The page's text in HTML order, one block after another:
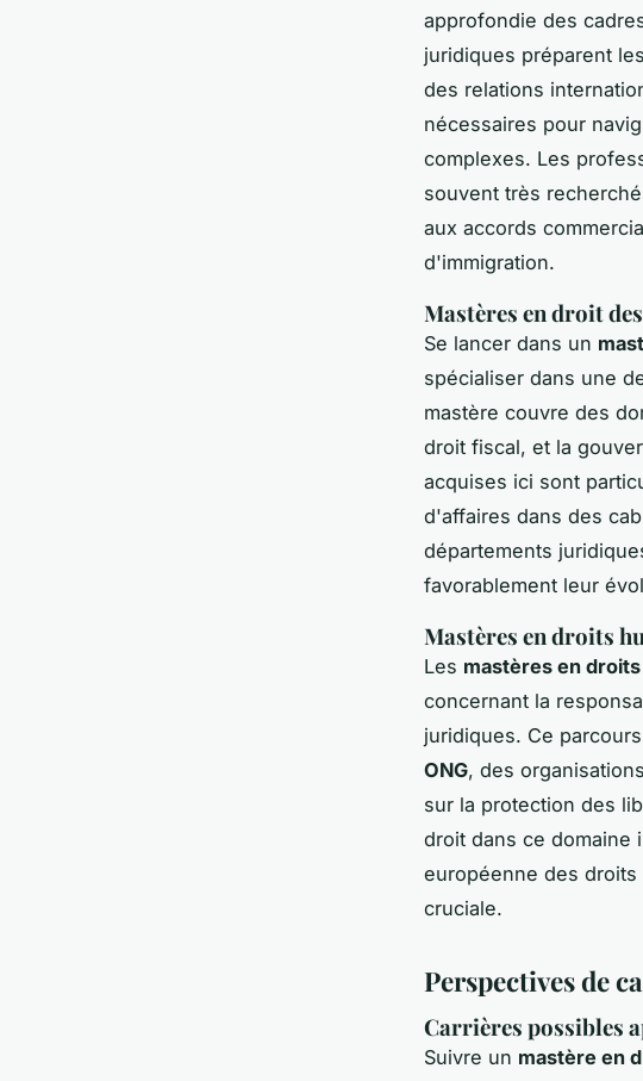
approfondie des
juridiques préparent
des relations
nécessaires pour
complexes. Les
souvent très
aux accords
d'immigration.
Mastères en droit
Se lancer dans un
spécialiser dans une
mastère couvre des
droit fiscal, et la
acquises ici sont
d'affaires dans des
départements
favorablement leur
Mastères en droits
Les mastères en
concernant la
juridiques. Ce
ONG, des
sur la protection des
droit dans ce domaine
européenne des
cruciale.
Perspectives de
Carrières possibles
Suivre un mastère en